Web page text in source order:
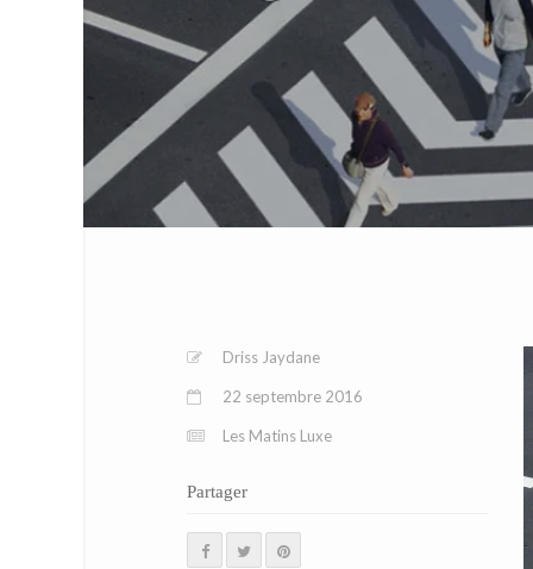
Driss Jaydane
22 septembre 2016
Les Matins Luxe
Partager